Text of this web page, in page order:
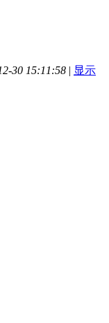
30 15:11:58 | 显示